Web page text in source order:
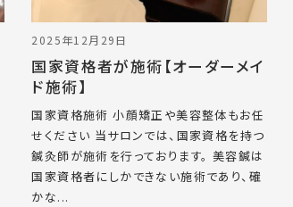
2025年12月29日
国家資格者が施術【オーダーメイ
ド施術】
国家資格施術 小顔矯正や美容整体もお任
せください 当サロンでは、国家資格を持つ
鍼灸師が施術を行っております。 美容鍼は
国家資格者にしかできない施術であり、確
かな...